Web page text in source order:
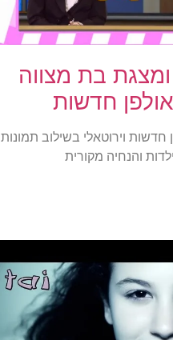
בת מצווה
חדשות
חדשות וירוטאלי בשילוב תמונות
ילדות והנחיה מקורית